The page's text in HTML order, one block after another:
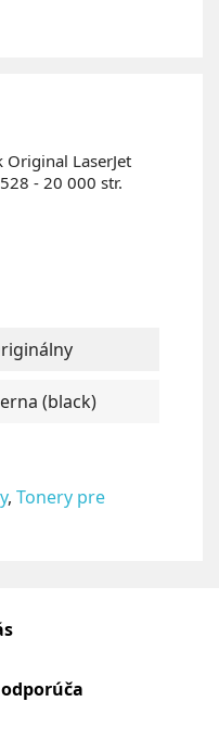
Original LaserJet
- 20 000 str.
(black)
, Tonery pre